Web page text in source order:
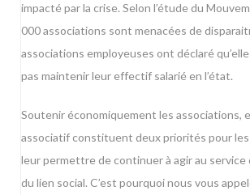
impacté par la crise. Selon l’étude du
000 associations sont menacées de
associations employeuses ont déclaré
pas maintenir leur effectif salarié en l’état.
Soutenir économiquement les associations,
associatif constituent deux priorités pour les
leur permettre de continuer à agir au service
du lien social. C’est pourquoi nous vous